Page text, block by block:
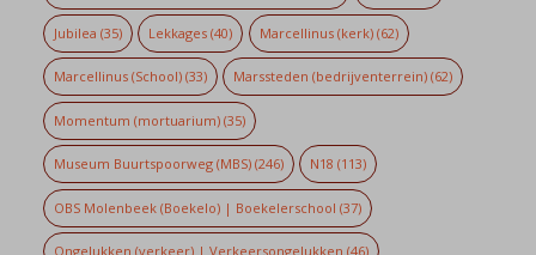
Jubilea (35) Lekkages (40) Marcellinus (kerk)(62)
Marcellinus (School)(33) Marssteden (bedrijventerrein) (62)
Momentum (mortuarium)(35)
Museum Buurtspoorweg (MBS)(246) N18 (113)
OBS Molenbeek (Boekelo) | Boekelerschool (37)
Ongelukken (verkeer) | Verkeersongelukken (46)